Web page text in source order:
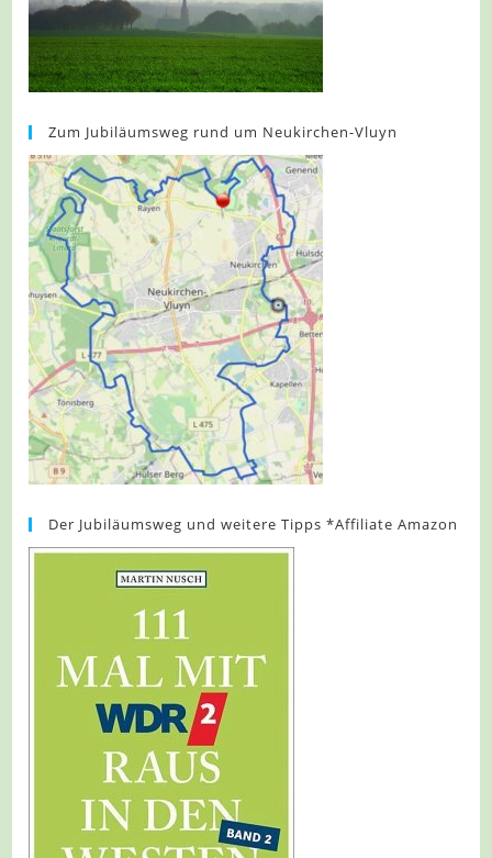
Zum Jubiläumsweg rund um Neukirchen-Vluyn
Der Jubiläumsweg und weitere Tipps *Affiliate Amazon